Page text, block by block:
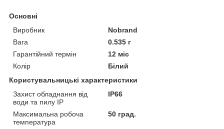
Основні
Виробник
Nobrand
Вага
0.535 г
Гарантійний термін
12 міс
Колір
Білий
Користувальницькі характеристики
Захист обладнання від
води та пилу IP
IP66
Максимальна робоча
температура
50 град.